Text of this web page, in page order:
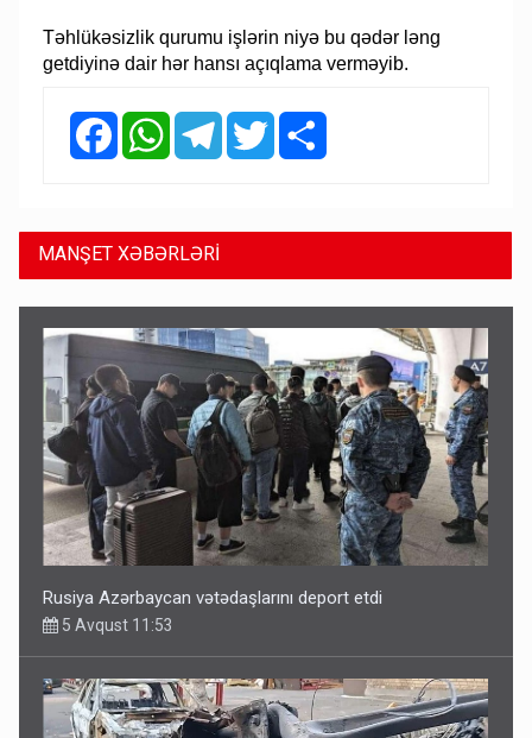
Təhlükəsizlik qurumu işlərin niyə bu qədər ləng
getdiyinə dair hər hansı açıqlama verməyib.
FacebookWhatsAppTelegramTwitter
MANŞET XƏBƏRLƏRİ
Rusiya Azərbaycan vətədaşlarını deport etdi
5 Avqust 11:53